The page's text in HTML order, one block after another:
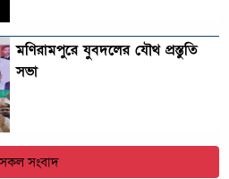
মণিরামপুরে যুবদলের যৌথ প্রস্তুতি
সভা
সংবাদ